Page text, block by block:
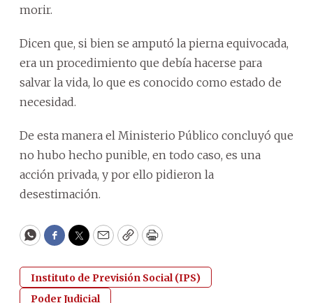
morir.
Dicen que, si bien se amputó la pierna equivocada,
era un procedimiento que debía hacerse para
salvar la vida, lo que es conocido como estado de
necesidad.
De esta manera el Ministerio Público concluyó que
no hubo hecho punible, en todo caso, es una
acción privada, y por ello pidieron la
desestimación.
WhatsApp
Facebook
Twitter
EmailCopyPrint
Instituto de Previsión Social (IPS)
Poder Judicial